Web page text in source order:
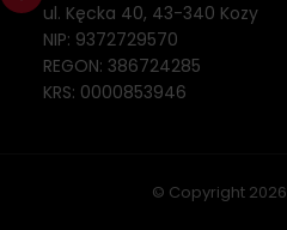
ul. Kęcka 40, 43-340 Kozy
NIP: 9372729570
REGON: 386724285
KRS: 0000853946
© Copyright 2026